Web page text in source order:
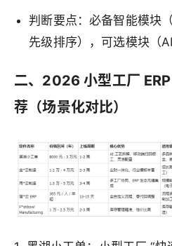
判断要点：必备智能模块
先级排序），可选模块（
二、2026 小型工厂
荐（场景化对比）